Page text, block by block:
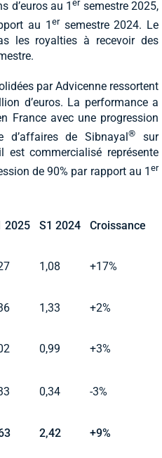
d’euros au 1ersemestre 2025,
au 1 ersemestre 2024. Le
les royalties à recevoir des
par Advicenne ressortent
d’euros. La performance a
France avec une progression
de Sibnayal®
sur
est commercialisé représente
de 90% par rapport au 1 er
2025 S1 2024 Croissance
1,08 +17%
1,33 +2%
0,99 +3%
0,34 -3%
2,42 +9%